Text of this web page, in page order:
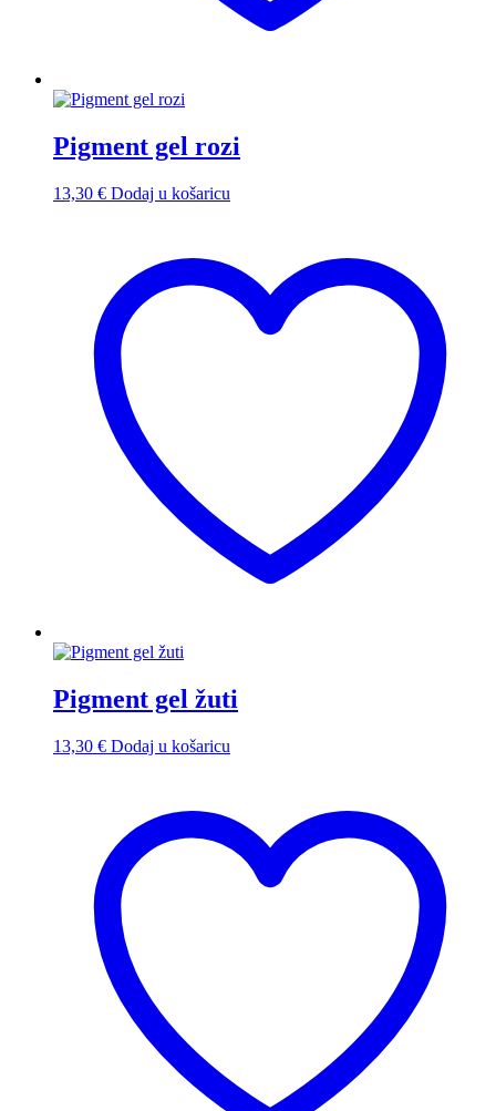
Pigment gel rozi
13,30 € Dodaj u košaricu
Pigment gel žuti
13,30 € Dodaj u košaricu